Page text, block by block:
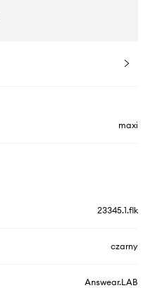
maxi
23345.1.flk
czarny
Answear.LAB